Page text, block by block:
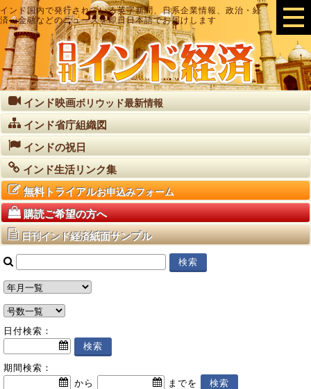
インド国内で発行されている英字新聞、日系企業情報、政治・経
済・金融などのニュースを即日日本語でお届けします
インド映画ボリウッド最新情報
インド省庁組織図
インドの祝日
インド生活リンク集
無料トライアルお申込みフォーム
購読ご希望の方へ
日刊インド経済紙面サンプル
日付検索：
期間検索：
から
までを